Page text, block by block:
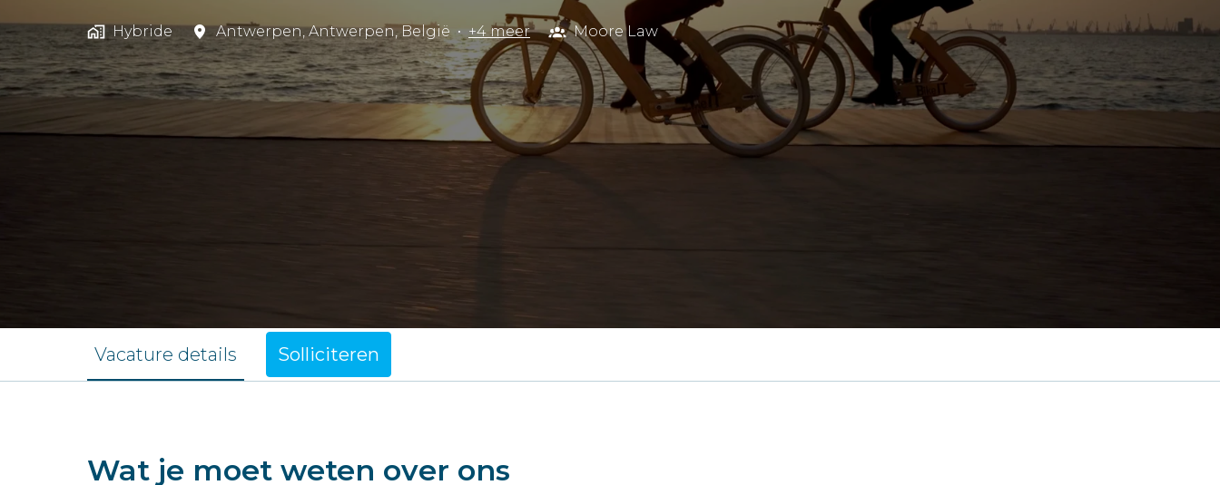
Hybride Antwerpen, Antwerpen, België • +4 meer Moore Law
Vacature details Solliciteren
Wat je moet weten over ons